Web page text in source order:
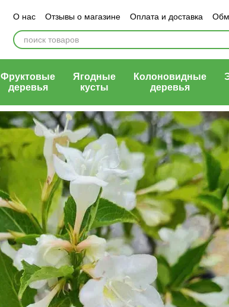
О нас Отзывы о магазине Оплата и доставка
Блог магазина
Публичный договор (оферта)
Фруктовые
деревья
Ягодные
кусты
Колоновидные
деревья